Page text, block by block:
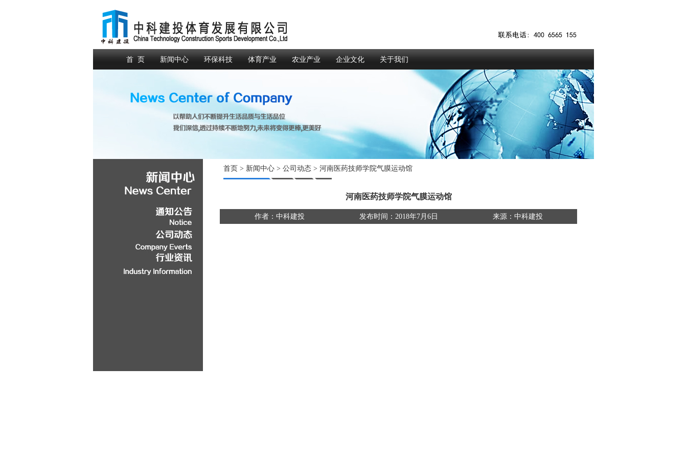
首 页 新闻中心 环保科技 体育产业 农业产业 企业文化 关于我们
首页 > 新闻中心 > 公司动态 > 河南医药技师学院气膜运动馆
河南医药技师学院气膜运动馆
作者：中科建投 发布时间：2018年7月6日 来源：中科建投